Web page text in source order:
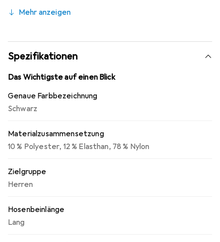
mit einer inneren Coolmax-Schicht und einer
Cordura-Material eine innere thermoisolierende Schicht
an Knie und Gesäss. Die Konstruktion ermöglicht das
Fehlen und die Verlagerung einiger Nähte und eliminiert
so deren möglichen Schaden. Die Badile ist seit Jahren die
sie ist sehr beliebt und erprobt. Unsere Kunden nennen
sie „die zweite Haut“.
Mehr anzeigen
Spezifikationen
Das Wichtigste auf einen Blick
Genaue Farbbezeichnung
Schwarz
Materialzusammensetzung
10 % Polyester, 12 % Elasthan, 78 % Nylon
Zielgruppe
Herren
Hosenbeinlänge
Lang